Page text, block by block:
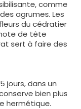
comme
agrumes. Les
du cédratier
de tête
sert à faire des
jours, dans un
bien plus
hermétique.